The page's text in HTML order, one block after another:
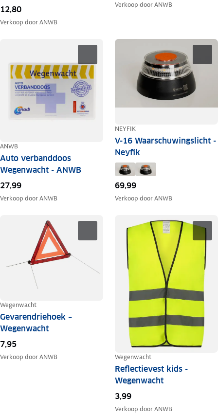
12,80
Verkoop doorANWB
Verkoop doorANWB
ANWB
Auto verbanddoos
Wegenwacht - ANWB
27,99
Verkoop doorANWB
NEYFIK
V-16 Waarschuwingslicht -
Neyfik
69,99
Verkoop doorANWB
Wegenwacht
Gevarendriehoek –
Wegenwacht
7,95
Verkoop doorANWB Wegenwacht
Reflectievest kids -
Wegenwacht
3,99
Verkoop doorANWB